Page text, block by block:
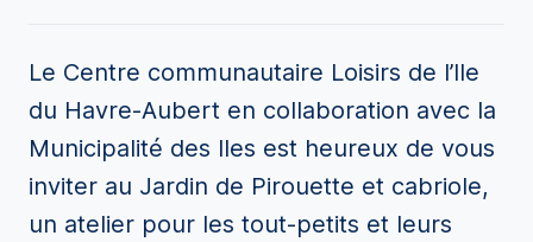
Le Centre communautaire Loisirs de l’Ile
du Havre-Aubert en collaboration avec la
Municipalité des Iles est heureux de vous
inviter au Jardin de Pirouette et cabriole,
un atelier pour les tout-petits et leurs